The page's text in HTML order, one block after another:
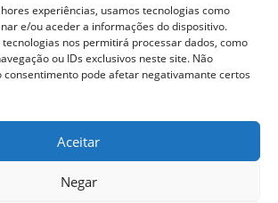
experiências, usamos tecnologias como
e/ou aceder a informações do dispositivo.
nos permitirá processar dados, como
ou IDs exclusivos neste site. Não
pode afetar negativamante certos
Aceitar
Negar
Termos e Condições
Resolução de Litígios
SKySIGMA